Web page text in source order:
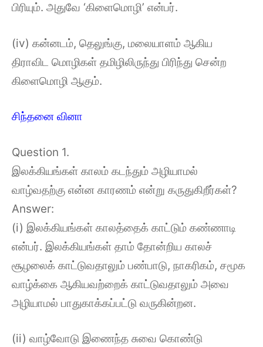
பிரியும். அதுவே ‘கிளைமொழி’ என்பர்.
(iv) கன்னடம், தெலுங்கு, மலையாளம் ஆகிய
திராவிட மொழிகள் தமிழிலிருந்து பிரிந்து சென்ற
கிளைமொழி ஆகும்.
சிந்தனை வினா
Question 1.
இலக்கியங்கள் காலம் கடந்தும் அழியாமல்
வாழ்வதற்கு என்ன காரணம் என்று கருதுகிறீர்கள்?
Answer:
(i) இலக்கியங்கள் காலத்தைக் காட்டும் கண்ணாடி
என்பர். இலக்கியங்கள் தாம் தோன்றிய காலச்
சூழலைக் காட்டுவதாலும் பண்பாடு, நாகரிகம், சமூக
வாழ்க்கை ஆகியவற்றைக் காட்டுவதாலும் அவை
அழியாமல் பாதுகாக்கப்பட்டு வருகின்றன.
(ii) வாழ்வோடு இணைந்த சுவை கொண்டு